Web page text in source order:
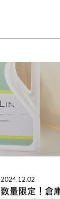
2024.12.02
数量限定！倉